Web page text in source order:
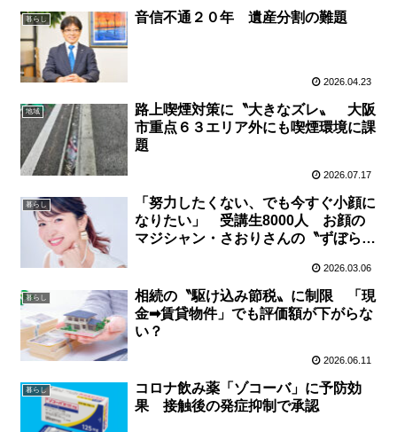
暮らし 音信不通２０年 遺産分割の難題
2026.04.23
地域
路上喫煙対策に〝大きなズレ〟 大阪
市重点６３エリア外にも喫煙環境に課
題
2026.07.17
暮らし
「努力したくない、でも今すぐ小顔に
なりたい」 受講生8000人 お顔の
マジシャン・さおりさんの〝ずぼら美
2026.03.06
暮らし
相続の〝駆け込み節税〟に制限 「現
金➡賃貸物件」でも評価額が下がらな
い？
2026.06.11
暮らし
コロナ飲み薬「ゾコーバ」に予防効
果 接触後の発症抑制で承認